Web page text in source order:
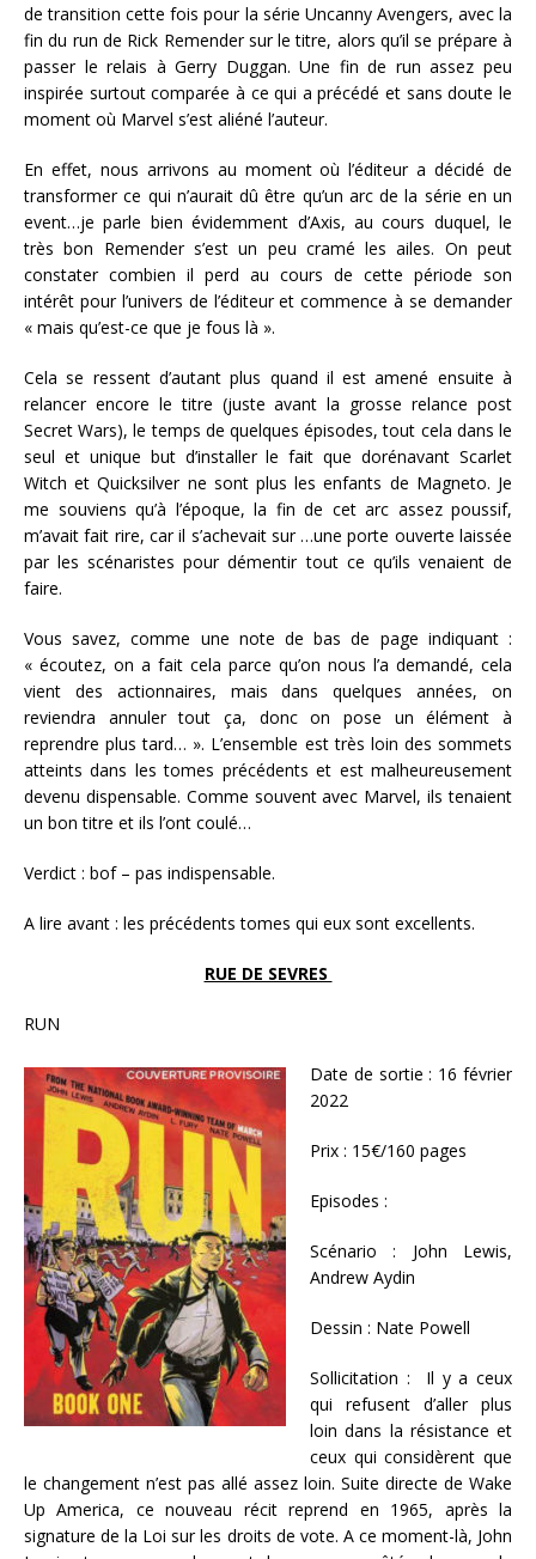
de transition cette fois pour la série Uncanny Avengers, avec la
fin du run de Rick Remender sur le titre, alors qu’il se prépare à
passer le relais à Gerry Duggan. Une fin de run assez peu
inspirée surtout comparée à ce qui a précédé et sans doute le
moment où Marvel s’est aliéné l’auteur.
En effet, nous arrivons au moment où l’éditeur a décidé de
transformer ce qui n’aurait dû être qu’un arc de la série en un
event…je parle bien évidemment d’Axis, au cours duquel, le
très bon Remender s’est un peu cramé les ailes. On peut
constater combien il perd au cours de cette période son
intérêt pour l’univers de l’éditeur et commence à se demander
« mais qu’est-ce que je fous là ».
Cela se ressent d’autant plus quand il est amené ensuite à
relancer encore le titre (juste avant la grosse relance post
Secret Wars), le temps de quelques épisodes, tout cela dans le
seul et unique but d’installer le fait que dorénavant Scarlet
Witch et Quicksilver ne sont plus les enfants de Magneto. Je
me souviens qu’à l’époque, la fin de cet arc assez poussif,
m’avait fait rire, car il s’achevait sur …une porte ouverte laissée
par les scénaristes pour démentir tout ce qu’ils venaient de
faire.
Vous savez, comme une note de bas de page indiquant :
« écoutez, on a fait cela parce qu’on nous l’a demandé, cela
vient des actionnaires, mais dans quelques années, on
reviendra annuler tout ça, donc on pose un élément à
reprendre plus tard… ». L’ensemble est très loin des sommets
atteints dans les tomes précédents et est malheureusement
devenu dispensable. Comme souvent avec Marvel, ils tenaient
un bon titre et ils l’ont coulé…
Verdict : bof – pas indispensable.
A lire avant : les précédents tomes qui eux sont excellents.
RUE DE SEVRES
RUN
Date de sortie : 16 février
2022
Prix : 15€/160 pages
Episodes :
Scénario : John Lewis,
Andrew Aydin
Dessin : Nate Powell
Sollicitation : Il y a ceux
qui refusent d’aller plus
loin dans la résistance et
ceux qui considèrent que
le changement n’est pas allé assez loin. Suite directe de Wake
Up America, ce nouveau récit reprend en 1965, après la
signature de la Loi sur les droits de vote. A ce moment-là, John